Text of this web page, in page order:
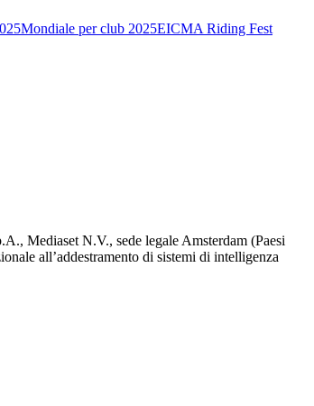
Mondiale per club 2025EICMA Riding Fest
Mediaset N.V., sede legale Amsterdam (Paesi
all’addestramento di sistemi di intelligenza